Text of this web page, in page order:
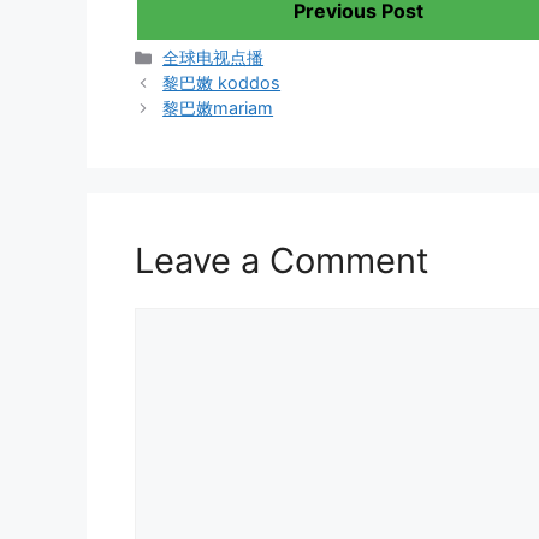
Previous Post
Categories
全球电视点播
黎巴嫩 koddos
黎巴嫩mariam
Leave a Comment